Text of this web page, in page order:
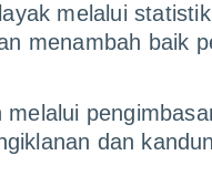
melalui
menambah baik
dan
di seluruh
di